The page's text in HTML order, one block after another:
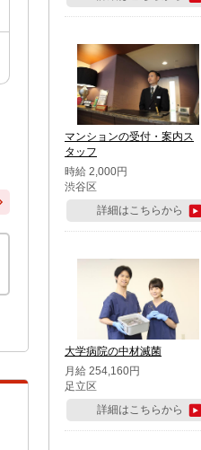
マンションの受付・案内ス
タッフ
時給 2,000円
渋谷区
詳細はこちらから
大学病院の中材滅菌
月給 254,160円
足立区
詳細はこちらから